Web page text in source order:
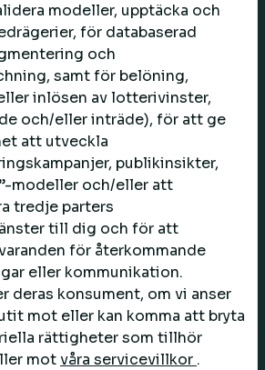
modeller, upptäcka och
för databaserad
och
samt för belöning,
inlösen av lotterivinster,
och/eller inträde), för att ge
att utveckla
publikinsikter,
modeller och/eller att
tredje parters
till dig och för att
för återkommande
eller kommunikation.
deras konsument, om vi anser
mot eller kan komma att bryta
rättigheter som tillhör
motvåra servicevillkor .